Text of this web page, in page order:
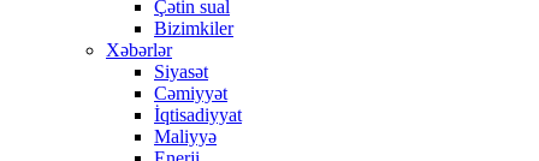
Çətin sual
Bizimkiler
Xəbərlər
Siyasət
Cəmiyyət
İqtisadiyyat
Maliyyə